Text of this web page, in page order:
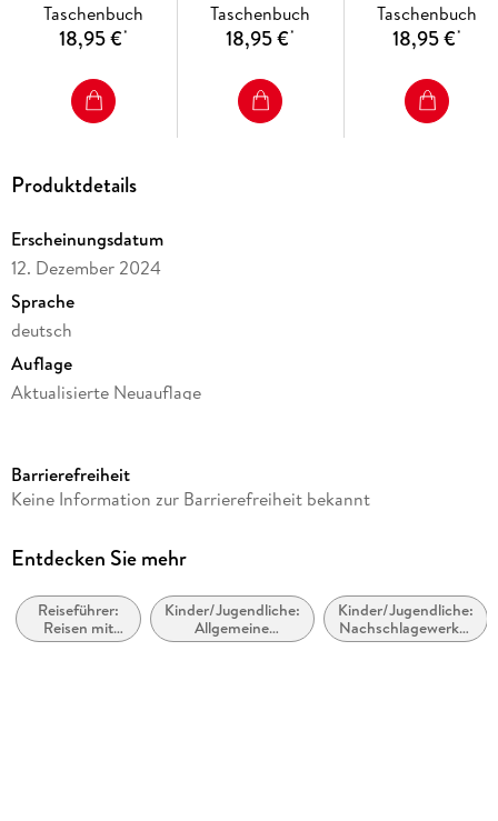
Taschenbuch
18,95 €*
Taschenbuch
18,95 €*
Taschenbuch
18,95 €*
Produktdetails
Erscheinungsdatum
12. Dezember 2024
Sprache
deutsch
Auflage
Aktualisierte Neuauflage
Reihe
Autor/Autorin
Verlag/Hersteller
Emons Verlag
Barrierefreiheit
Keine Information zur Barrierefreiheit bekannt
Entdecken Sie mehr
Reiseführer:
Reisen mit
Kindern,
Kinder/Jugendliche:
Allgemeine
Interessen
Kinder/Jugendliche:
Nachschlagewerke:
Atlanten und Karten